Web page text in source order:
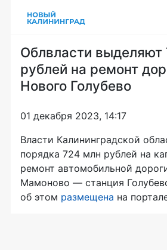
Облвласти выделяют
рублей на ремонт
Нового Голубево
01 декабря 2023, 14:17
Власти Калининградской
порядка 724 млн рублей на
ремонт автомобильной
Мамоново — станция
об этом размещена на